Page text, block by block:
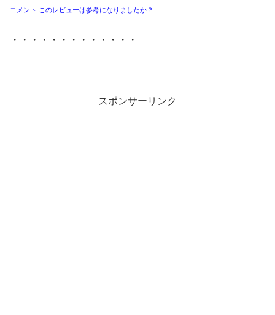
コメント このレビューは参考になりましたか？
・・・・・・・・・・・・・
スポンサーリンク